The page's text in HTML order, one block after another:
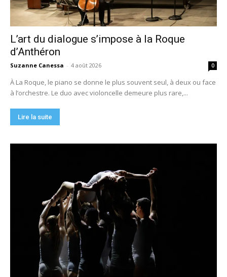
L’art du dialogue s’impose à la Roque
d’Anthéron
Suzanne Canessa - 4 août 2026 0
À La Roque, le piano se donne le plus souvent seul, à deux ou face
à l’orchestre. Le duo avec violoncelle demeure plus rare,...
Lire la suite